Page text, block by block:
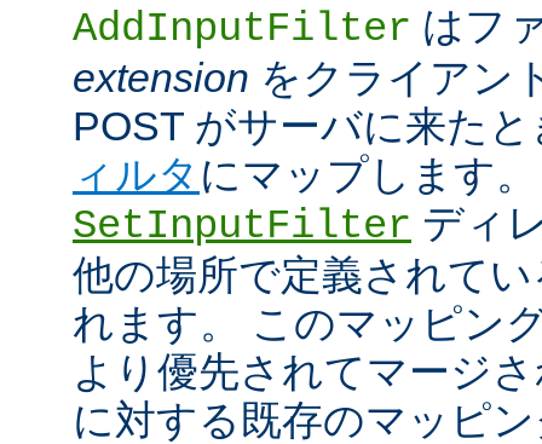
AddInputFilter はフ
extension をクライアン
POST がサーバに来た
ィルタ にマップします
SetInputFilter ディ
他の場所で定義されて
れます。 このマッピン
より優先されてマージ
に対する既存のマッピ